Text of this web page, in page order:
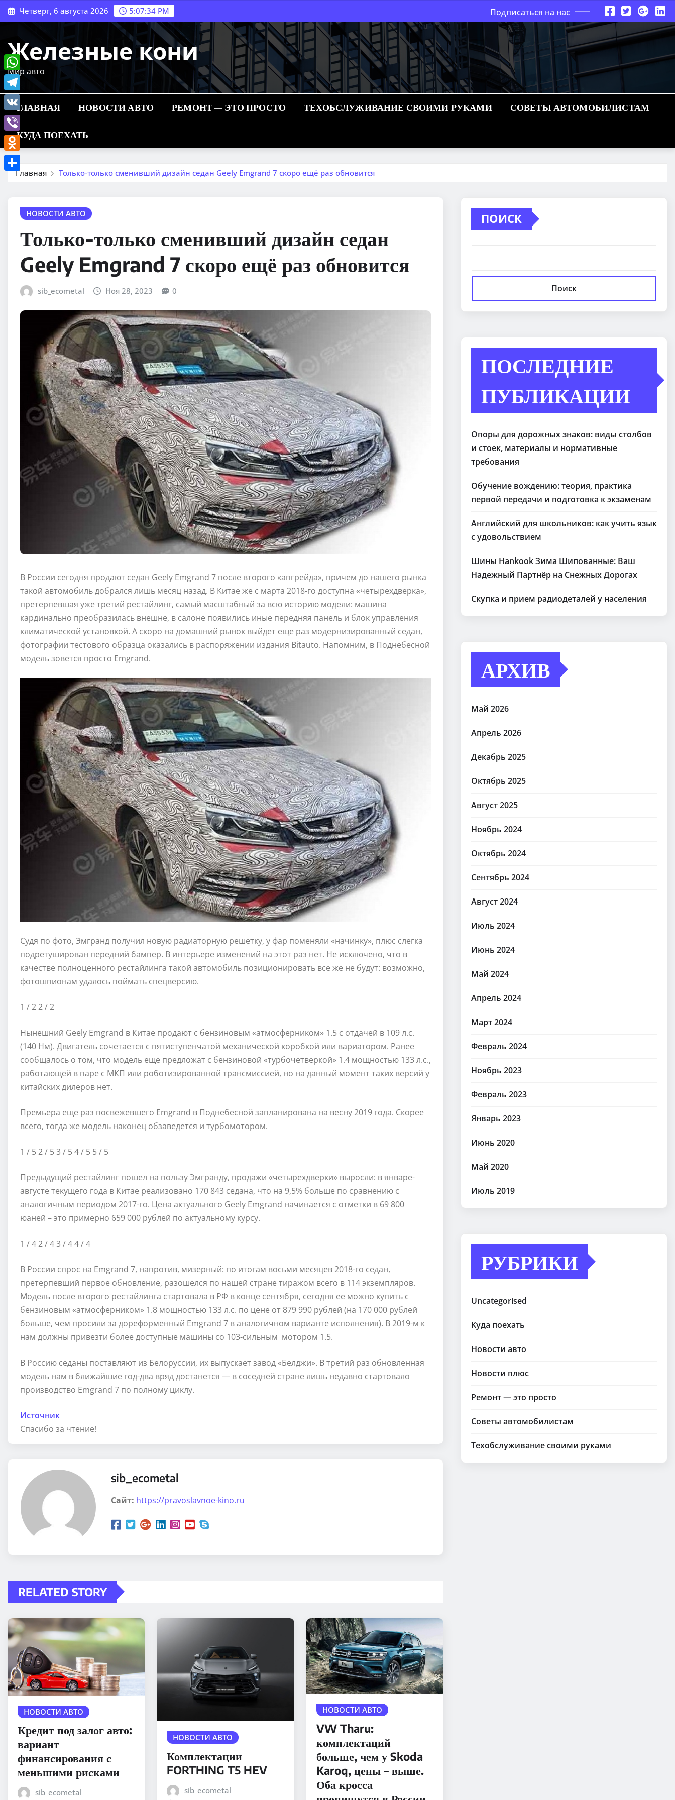
Перейти
к
Четверг, 6 августа 2026 5:07:36 PM Подписаться на нас
Железные кони
Мир авто
ГЛАВНАЯ НОВОСТИ АВТО РЕМОНТ — ЭТО ПРОСТО ТЕХОБСЛУЖИВАНИЕ СВОИМИ РУКАМИ СОВЕТЫ АВТОМОБИЛИСТАМ
КУДА ПОЕХАТЬ
Главная Только-только сменивший дизайн седан Geely Emgrand 7 скоро ещё раз обновится
НОВОСТИ АВТО
Только-только сменивший дизайн седан
Geely Emgrand 7 скоро ещё раз обновится
sib_ecometal Ноя 28, 2023 0
В России сегодня продают седан Geely Emgrand 7 после второго «апгрейда», причем до нашего рынка
такой автомобиль добрался лишь месяц назад. В Китае же с марта 2018-го доступна «четырехдверка»,
претерпевшая уже третий рестайлинг, самый масштабный за всю историю модели: машина
кардинально преобразилась внешне, в салоне появились иные передняя панель и блок управления
климатической установкой. А скоро на домашний рынок выйдет еще раз модернизированный седан,
фотографии тестового образца оказались в распоряжении издания Bitauto. Напомним, в Поднебесной
модель зовется просто Emgrand.
Судя по фото, Эмгранд получил новую радиаторную решетку, у фар поменяли «начинку», плюс слегка
подретуширован передний бампер. В интерьере изменений на этот раз нет. Не исключено, что в
качестве полноценного рестайлинга такой автомобиль позиционировать все же не будут: возможно,
фотошпионам удалось поймать спецверсию.
1 / 22/ 2
Нынешний Geely Emgrand в Китае продают с бензиновым «атмосферником» 1.5 с отдачей в 109 л.с.
(140 Нм). Двигатель сочетается с пятиступенчатой механической коробкой или вариатором. Ранее
сообщалось о том, что модель еще предложат с бензиновой «турбочетверкой» 1.4 мощностью 133 л.с.,
работающей в паре с МКП или роботизированной трансмиссией, но на данный момент таких версий у
китайских дилеров нет.
Премьера еще раз посвежевшего Emgrand в Поднебесной запланирована на весну 2019 года. Скорее
всего, тогда же модель наконец обзаведется и турбомотором.
1 / 52/ 53 / 54/ 5 5/ 5
Предыдущий рестайлинг пошел на пользу Эмгранду, продажи «четырехдверки» выросли: в январе-
августе текущего года в Китае реализовано 170 843 седана, что на 9,5% больше по сравнению с
аналогичным периодом 2017-го. Цена актуального Geely Emgrand начинается с отметки в 69 800
юаней – это примерно 659 000 рублей по актуальному курсу.
1 / 42/ 43 / 44/ 4
В России спрос на Emgrand 7, напротив, мизерный: по итогам восьми месяцев 2018-го седан,
претерпевший первое обновление, разошелся по нашей стране тиражом всего в 114 экземпляров.
Модель после второго рестайлинга стартовала в РФ в конце сентября, сегодня ее можно купить с
бензиновым «атмосферником» 1.8 мощностью 133 л.с. по цене от 879 990 рублей (на 170 000 рублей
больше, чем просили за дореформенный Emgrand 7 в аналогичном варианте исполнения). В 2019-м к
нам должны привезти более доступные машины со 103-сильным мотором 1.5.
В Россию седаны поставляют из Белоруссии, их выпускает завод «Белджи». В третий раз обновленная
модель нам в ближайшие год-два вряд достанется — в соседней стране лишь недавно стартовало
производство Emgrand 7 по полному циклу.
Источник
Спасибо за чтение!
sib_ecometal
Сайт: https://pravoslavnoe-kino.ru
RELATED STORY
НОВОСТИ АВТО
Кредит под залог авто:
вариант
финансирования с
меньшими рисками
sib_ecometal
НОВОСТИ АВТО
Комплектации
FORTHING T5 HEV
sib_ecometal
НОВОСТИ АВТО
VW Tharu:
комплектаций
больше, чем у Skoda
Karoq, цены – выше.
Оба кросса
ПОИСК
Поиск
ПОСЛЕДНИЕ
ПУБЛИКАЦИИ
Опоры для дорожных знаков: виды столбов
и стоек, материалы и нормативные
требования
Обучение вождению: теория, практика
первой передачи и подготовка к экзаменам
Английский для школьников: как учить язык
с удовольствием
Шины Hankook Зима Шипованные: Ваш
Надежный Партнёр на Снежных Дорогах
Скупка и прием радиодеталей у населения
АРХИВ
Май 2026
Апрель 2026
Декабрь 2025
Октябрь 2025
Август 2025
Ноябрь 2024
Октябрь 2024
Сентябрь 2024
Август 2024
Июль 2024
Июнь 2024
Май 2024
Апрель 2024
Март 2024
Февраль 2024
Ноябрь 2023
Февраль 2023
Январь 2023
Июнь 2020
Май 2020
Июль 2019
РУБРИКИ
Uncategorised
Куда поехать
Новости авто
Новости плюс
Ремонт — это просто
Советы автомобилистам
Техобслуживание своими руками
WhatsApp
Telegram
VK
Viber
Odnoklassniki
Отправить